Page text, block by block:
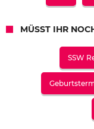
MÜSST IHR
SSW